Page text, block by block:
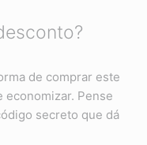
de comprar este
economizar. Pense
secreto que dá